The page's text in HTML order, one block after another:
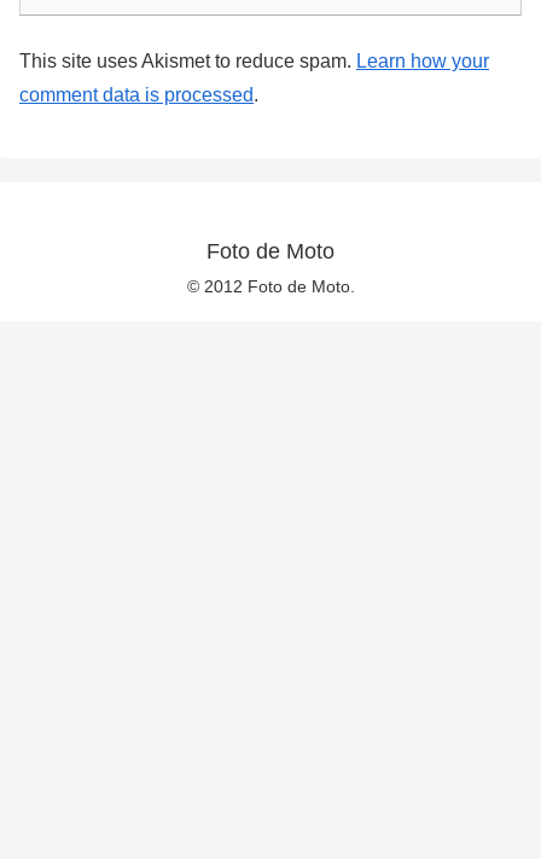
This site uses Akismet to reduce spam. Learn how your
comment data is processed.
Foto de Moto
© 2012 Foto de Moto.